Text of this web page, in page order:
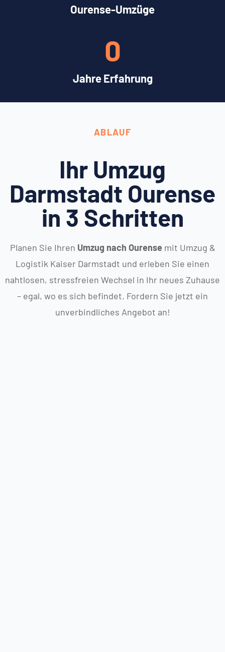
Ourense-Umzüge
Jahre Erfahrung
0
ABLAUF
Ihr Umzug
Darmstadt Ourense
in 3 Schritten
Planen Sie Ihren Umzug nach Ourensemit Umzug &
Logistik Kaiser Darmstadt und erleben Sie einen
nahtlosen, stressfreien Wechsel in Ihr neues Zuhause
– egal, wo es sich befindet. Fordern Sie jetzt ein
unverbindliches Angebot an!